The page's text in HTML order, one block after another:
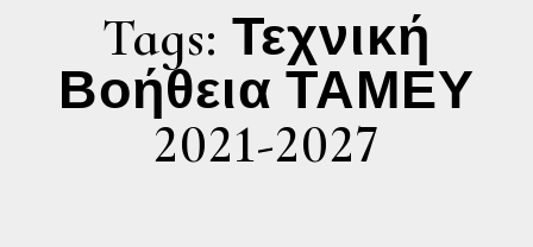
Tags: Τεχνική
Βοήθεια ΤΑΜΕΥ
2021-2027